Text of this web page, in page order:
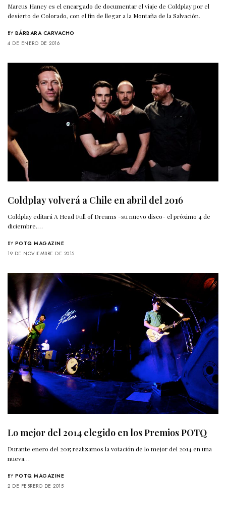
Marcus Haney es el encargado de documentar el viaje de Coldplay por el
desierto de Colorado, con el fin de llegar a la Montaña de la Salvación.
BY BÁRBARA CARVACHO
4 DE ENERO DE 2016
Coldplay volverá a Chile en abril del 2016
Coldplay editará A Head Full of Dreams -su nuevo disco- el próximo 4 de
diciembre.…
BY POTQ MAGAZINE
19 DE NOVIEMBRE DE 2015
Lo mejor del 2014 elegido en los Premios POTQ
Durante enero del 2015 realizamos la votación de lo mejor del 2014 en una
nueva…
BY POTQ MAGAZINE
2 DE FEBRERO DE 2015